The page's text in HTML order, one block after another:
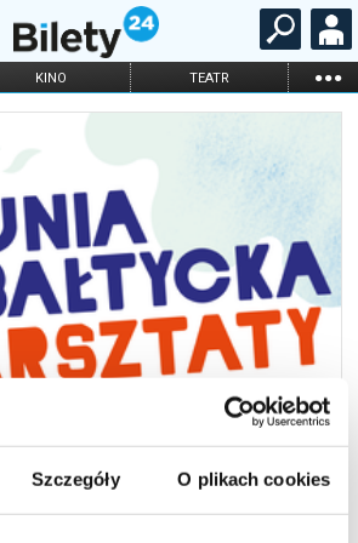
Szczegóły O plikach cookies
KINO TEATR ...
OPERA I BALET
ONLINE KARNETY
- ŚR 12:30 - Warsztat: